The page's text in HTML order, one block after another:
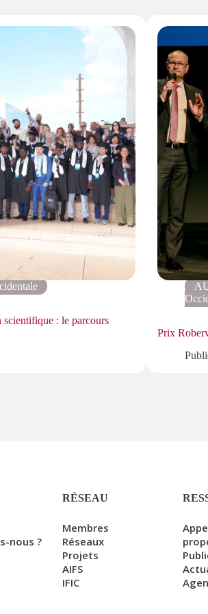
: le parcours
Prix
nous ?
RÉSEAU
Membres
Réseaux
Projets
AIFS
IFIC